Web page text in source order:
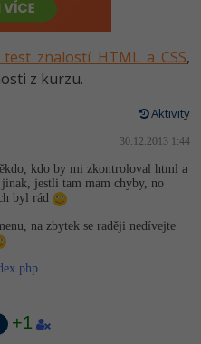
SEO
test znalostí HTML a CSS,
z kurzu.
Aktivity
30.12.2013 1:44
kdo by mi zkontroloval html a
jestli tam mam chyby, no
byl rád
na zbytek se raději nedívejte
+1